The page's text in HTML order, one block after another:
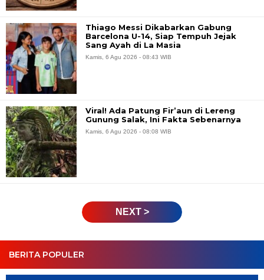
BERITA POPULER
Thiago Messi Dikabarkan Gabung
Barcelona U-14, Siap Tempuh Jejak
Sang Ayah di La Masia
Kamis, 6 Agu 2026 - 08:43 WIB
Viral! Ada Patung Fir’aun di Lereng
Gunung Salak, Ini Fakta Sebenarnya
Kamis, 6 Agu 2026 - 08:08 WIB
NEXT >